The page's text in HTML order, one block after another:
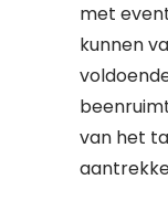
met
kunnen
van het